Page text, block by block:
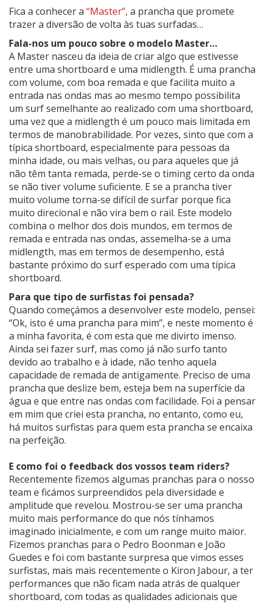
Fica a conhecer a “Master”, a prancha que promete
trazer a diversão de volta às tuas surfadas…
Fala-nos um pouco sobre o modelo Master…
A Master nasceu da ideia de criar algo que estivesse
entre uma shortboard e uma midlength. É uma prancha
com volume, com boa remada e que facilita muito a
entrada nas ondas mas ao mesmo tempo possibilita
um surf semelhante ao realizado com uma shortboard,
uma vez que a midlength é um pouco mais limitada em
termos de manobrabilidade. Por vezes, sinto que com a
típica shortboard, especialmente para pessoas da
minha idade, ou mais velhas, ou para aqueles que já
não têm tanta remada, perde-se o timing certo da onda
se não tiver volume suficiente. E se a prancha tiver
muito volume torna-se difícil de surfar porque fica
muito direcional e não vira bem o rail. Este modelo
combina o melhor dos dois mundos, em termos de
remada e entrada nas ondas, assemelha-se a uma
midlength, mas em termos de desempenho, está
bastante próximo do surf esperado com uma típica
shortboard.
Para que tipo de surfistas foi pensada?
Quando começámos a desenvolver este modelo, pensei:
“Ok, isto é uma prancha para mim”, e neste momento é
a minha favorita, é com esta que me divirto imenso.
Ainda sei fazer surf, mas como já não surfo tanto
devido ao trabalho e à idade, não tenho aquela
capacidade de remada de antigamente. Preciso de uma
prancha que deslize bem, esteja bem na superfície da
água e que entre nas ondas com facilidade. Foi a pensar
em mim que criei esta prancha, no entanto, como eu,
há muitos surfistas para quem esta prancha se encaixa
na perfeição.
E como foi o feedback dos vossos team riders?
Recentemente fizemos algumas pranchas para o nosso
team e ficámos surpreendidos pela diversidade e
amplitude que revelou. Mostrou-se ser uma prancha
muito mais performance do que nós tínhamos
imaginado inicialmente, e com um range muito maior.
Fizemos pranchas para o Pedro Boonman e João
Guedes e foi com bastante surpresa que vimos esses
surfistas, mais mais recentemente o Kiron Jabour, a ter
performances que não ficam nada atrás de qualquer
shortboard, com todas as qualidades adicionais que